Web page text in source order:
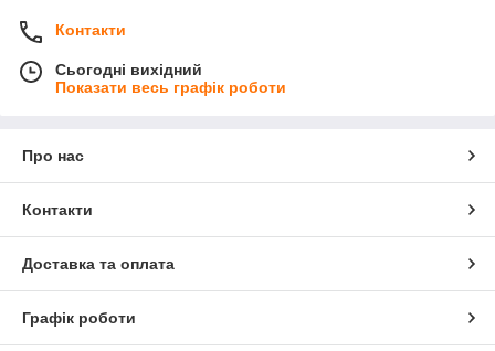
Контакти
Сьогодні вихідний
Показати весь графік роботи
Про нас
Контакти
Доставка та оплата
Графік роботи